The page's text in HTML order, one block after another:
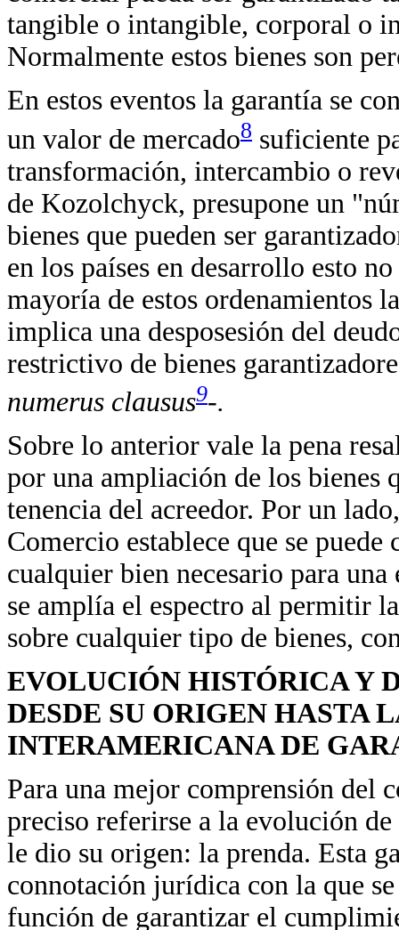
tangible o intangible, corporal o
Normalmente estos bienes son
En estos eventos la garantía se
un valor de mercado8 suficiente
transformación, intercambio o
de Kozolchyck, presupone un
bienes que pueden ser
en los países en desarrollo esto
mayoría de estos ordenamientos
implica una desposesión del
restrictivo de bienes
numerus clausus9-.
Sobre lo anterior vale la pena
por una ampliación de los bienes
tenencia del acreedor. Por un
Comercio establece que se
cualquier bien necesario para
se amplía el espectro al permitir
sobre cualquier tipo de bienes,
EVOLUCIÓN HISTÓRICA Y
DESDE SU ORIGEN HASTA
INTERAMERICANA DE
Para una mejor comprensión del
preciso referirse a la evolución
le dio su origen: la prenda. Esta
connotación jurídica con la que
función de garantizar el